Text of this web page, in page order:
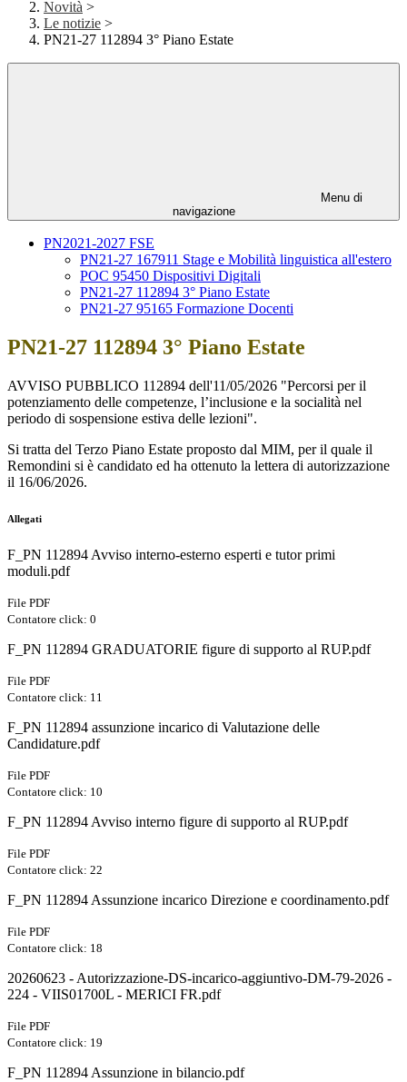
Novità >
Le notizie >
PN21-27 112894 3° Piano Estate
Menu di
navigazione
PN2021-2027 FSE
PN21-27 167911 Stage e Mobilità linguistica all'estero
POC 95450 Dispositivi Digitali
PN21-27 112894 3° Piano Estate
PN21-27 95165 Formazione Docenti
PN21-27 112894 3° Piano Estate
AVVISO PUBBLICO 112894 dell'11/05/2026 "Percorsi per il
potenziamento delle competenze, l’inclusione e la socialità nel
periodo di sospensione estiva delle lezioni".
Si tratta del Terzo Piano Estate proposto dal MIM, per il quale il
Remondini si è candidato ed ha ottenuto la lettera di autorizzazione
il 16/06/2026.
Allegati
F_PN 112894 Avviso interno-esterno esperti e tutor primi
moduli.pdf
File PDF
Contatore click: 0
F_PN 112894 GRADUATORIE figure di supporto al RUP.pdf
File PDF
Contatore click: 11
F_PN 112894 assunzione incarico di Valutazione delle
Candidature.pdf
File PDF
Contatore click: 10
F_PN 112894 Avviso interno figure di supporto al RUP.pdf
File PDF
Contatore click: 22
F_PN 112894 Assunzione incarico Direzione e coordinamento.pdf
File PDF
Contatore click: 18
20260623 - Autorizzazione-DS-incarico-aggiuntivo-DM-79-2026 -
224 - VIIS01700L - MERICI FR.pdf
File PDF
Contatore click: 19
F_PN 112894 Assunzione in bilancio.pdf